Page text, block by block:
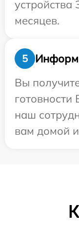
устройства
месяцев.
5
Вы
готовности
наш
вам домой